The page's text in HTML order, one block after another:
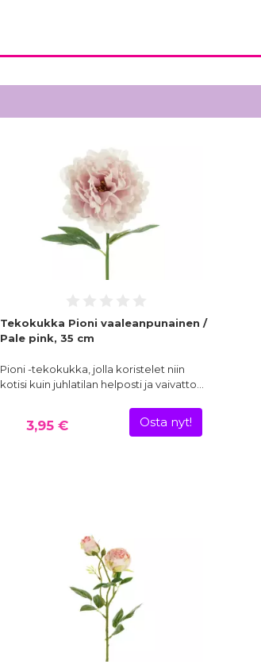
Tekokukka Pioni vaaleanpunainen /
Pale pink, 35 cm
Pioni -tekokukka, jolla koristelet niin
kotisi kuin juhlatilan helposti ja vaivatto…
3,95 € Osta nyt!